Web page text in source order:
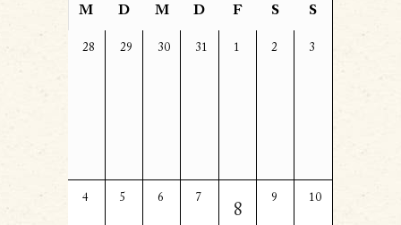
Navigation
Kalender
von
M D M D F S S
0
28
0
29
0
30
0
31
01
0
2
0
3
0
4
0
5
0
Veranstaltungen,
6
0
Veranstaltungen,
7
1
8
0
9
010